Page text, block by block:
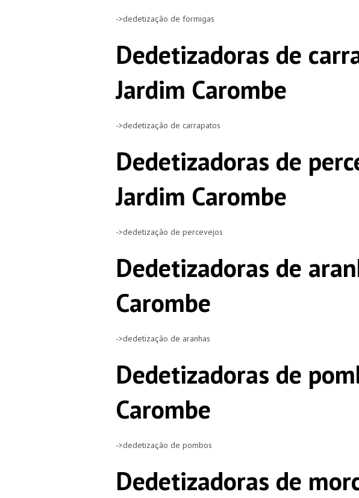
->dedetização de formigas
Dedetizadoras de
Jardim Carombe
->dedetização de carrapatos
Dedetizadoras de
Jardim Carombe
->dedetização de percevejos
Dedetizadoras de
Carombe
->dedetização de aranhas
Dedetizadoras de
Carombe
->dedetização de pombos
Dedetizadoras de